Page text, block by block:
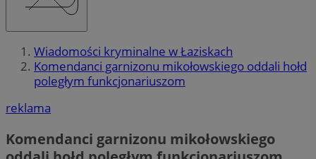
Wiadomości kryminalne w Łaziskach
Komendanci garnizonu mikołowskiego oddali hołd
poległym funkcjonariuszom
reklama
Komendanci garnizonu mikołowskiego